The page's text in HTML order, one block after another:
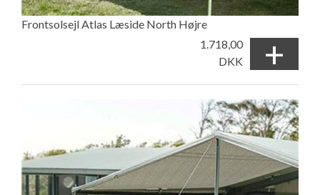
Frontsolsejl Atlas Læside North Højre
1.718,00
DKK
+